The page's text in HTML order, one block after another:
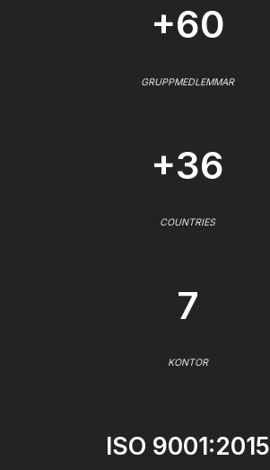
+60
GRUPPMEDLEMMAR
+36
COUNTRIES
7
KONTOR
ISO 9001:2015